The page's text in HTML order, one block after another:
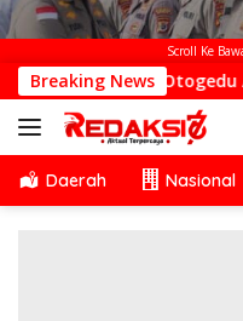
Scroll Ke
Breaking News
Desa Otogedu Akan
Daerah Nasional